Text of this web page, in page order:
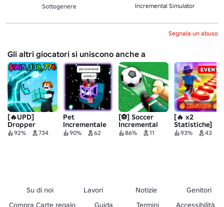
Sottogenere Incremental Simulator
Segnala un abuso
Gli altri giocatori si uniscono anche a
[🔥UPD]
Dropper
Incrementale
92% 734
Pet
Incrementale
90% 62
[⚽] Soccer
Incremental
86% 11
[🔥 x2
Statistiche]
Simulatore di
93% 43
Su di noi Lavori Notizie
Genitori
Compra Carte regalo
Guida Termini Accessibilità